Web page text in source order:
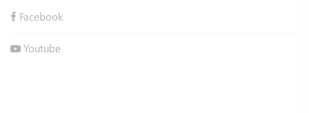
Facebook
Youtube